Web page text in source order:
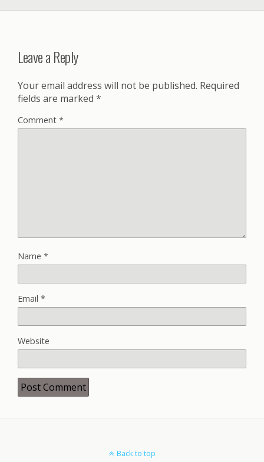
Leave a Reply
Your email address will not be published. Required
fields are marked *
Comment *
Name *
Email *
Website
Back to top